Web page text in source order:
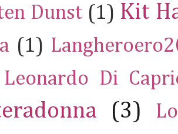
Dunst (1) Kit
(1)
Leonardo Di
(3)